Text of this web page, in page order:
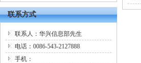
联系方式
联系人：华兴信息部先生
电话：0086-543-2127888
手机：